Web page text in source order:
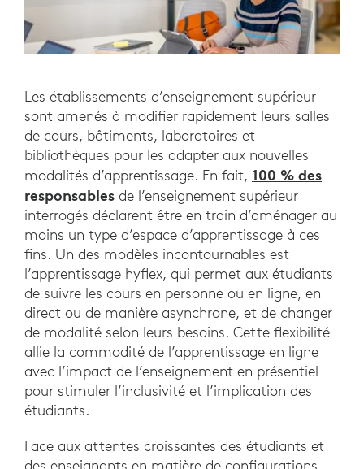
Les établissements d’enseignement supérieur
sont amenés à modifier rapidement leurs salles
de cours, bâtiments, laboratoires et
bibliothèques pour les adapter aux nouvelles
modalités d’apprentissage. En fait, 100 % des
responsables de l’enseignement supérieur
interrogés déclarent être en train d’aménager au
moins un type d’espace d’apprentissage à ces
fins. Un des modèles incontournables est
l’apprentissage hyflex, qui permet aux étudiants
de suivre les cours en personne ou en ligne, en
direct ou de manière asynchrone, et de changer
de modalité selon leurs besoins. Cette flexibilité
allie la commodité de l’apprentissage en ligne
avec l’impact de l’enseignement en présentiel
pour stimuler l’inclusivité et l’implication des
étudiants.
Face aux attentes croissantes des étudiants et